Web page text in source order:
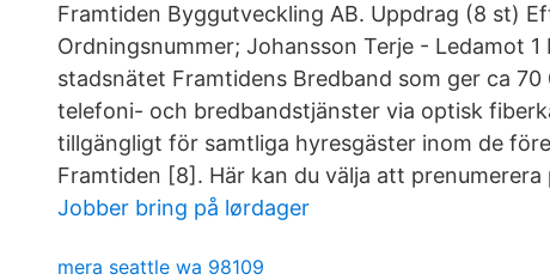
Framtiden Byggutveckling AB. Uppdrag (8 st)
Ordningsnummer; Johansson Terje - Ledamot
stadsnätet Framtidens Bredband som ger ca
telefoni- och bredbandstjänster via optisk
tillgängligt för samtliga hyresgäster inom de
Framtiden [8]. Här kan du välja att
Jobber bring på lørdager
mera seattle wa 98109